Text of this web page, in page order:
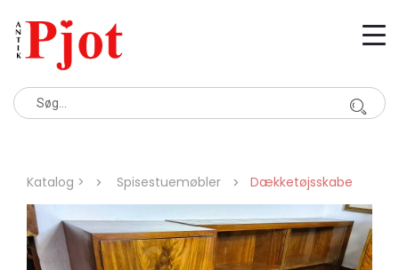
Katalog > Spisestuemøbler Dækketøjsskabe